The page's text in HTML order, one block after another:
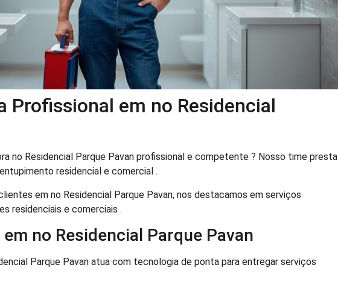
Profissional em no Residencial
no Residencial Parque Pavan profissional e competente ? Nosso time presta
residencial e comercial .
em no Residencial Parque Pavan, nos destacamos em serviços
residenciais e comerciais .
em no Residencial Parque Pavan
Parque Pavan atua com tecnologia de ponta para entregar serviços